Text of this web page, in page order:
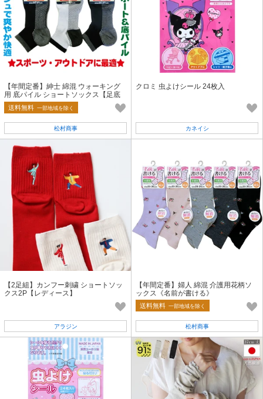
【年間定番】紳士 綿混 ウォーキング
用 底パイル ショートソックス【足底
サポート】
送料無料 一部地域を除く
松村商事
クロミ 虫よけシール 24枚入
カネイシ
【2足組】カンフー刺繍 ショートソッ
クス2P【レディース】
アラジン
【年間定番】婦人 綿混 介護用花柄ソ
ックス《名前が書ける》
送料無料 一部地域を除く
松村商事